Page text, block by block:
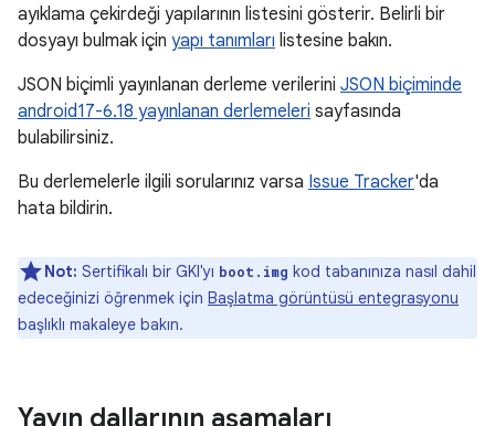
ayıklama çekirdeği yapılarının listesini gösterir. Belirli bir
dosyayı bulmak için yapı tanımları listesine bakın.
JSON biçimli yayınlanan derleme verilerini JSON biçiminde
android17-6.18 yayınlanan derlemeleri sayfasında
bulabilirsiniz.
Bu derlemelerle ilgili sorularınız varsa Issue Tracker'da
hata bildirin.
Not: Sertifikalı bir GKI'yı boot.img kod tabanınıza nasıl dahil
edeceğinizi öğrenmek için Başlatma görüntüsü entegrasyonu
başlıklı makaleye bakın.
Yayın dallarının aşamaları